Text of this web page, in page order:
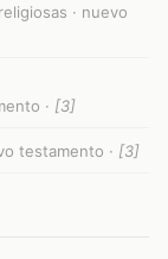
· nuevo
· [3]
testamento · [3]